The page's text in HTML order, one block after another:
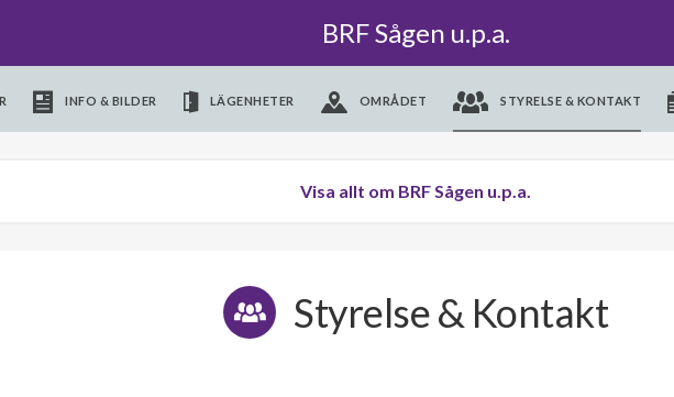
BRF Sågen u.p.a.
INFO & BILDER LÄGENHETER OMRÅDET STYRELSE & KONTAKT
Visa allt om BRF Sågen u.p.a.
Styrelse & Kontakt